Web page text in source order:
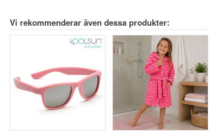
Vi rekommenderar även dessa produkter: